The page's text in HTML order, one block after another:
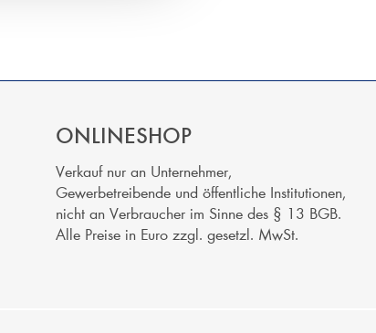
ONLINESHOP
Verkauf nur an Unternehmer,
Gewerbetreibende und öffentliche Institutionen,
nicht an Verbraucher im Sinne des § 13 BGB.
Alle Preise in Euro zzgl. gesetzl. MwSt.